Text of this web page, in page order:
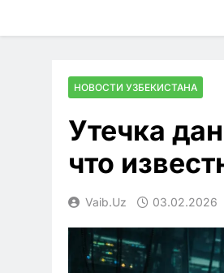
НОВОСТИ УЗБЕКИСТАНА
Утечка
что
Vaib.uz 03.02.2026